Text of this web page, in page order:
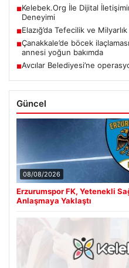
■Kelebek.Org İle Dijital
Deneyimi
■Elazığ’da Tefecilik ve
■Çanakkale’de böcek
annesi yoğun bakımda
■Avcılar Belediyesi’ne
Güncel
08/08/2026
Erzurumspor FK, Yetenekli
Anlaşmaya Yaklaştı